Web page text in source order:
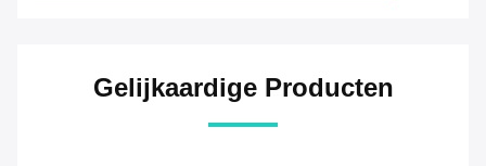
Gelijkaardige Producten